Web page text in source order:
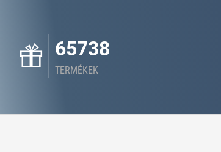
65738
TERMÉKEK